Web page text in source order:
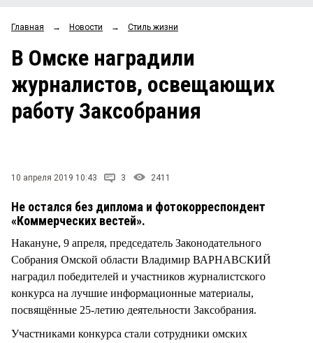
ОБЩЕСТВО
ЗАКОН
НОВОСТИ КОМПАНИЙ
Рейтинги
Блоги
Архив
Главная → Новости → Стиль жизни
В Омске наградили
журналистов, освещающих
работу Заксобрания
10 апреля 2019 10:43 3 2411
Не остался без диплома и фотокорреспондент
«Коммерческих вестей».
Накануне, 9 апреля, председатель Законодательного
Собрания Омской области Владимир ВАРНАВСКИЙ
наградил победителей и участников журналистского
конкурса на лучшие информационные материалы,
посвящённые 25-летию деятельности Заксобрания.
Участниками конкурса стали сотрудники омских